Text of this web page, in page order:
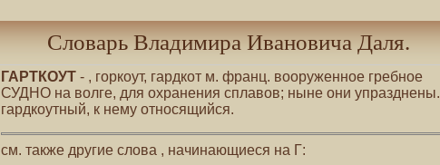
Словарь Владимира Ивановича Даля.
ГАРТКОУТ- , горкоут, гардкот м. франц. вооруженное гребное
СУДНО на волге, для охранения сплавов; ныне они упразднены.
гардкоутный, к нему относящийся.
см. также другие слова , начинающиеся на Г: